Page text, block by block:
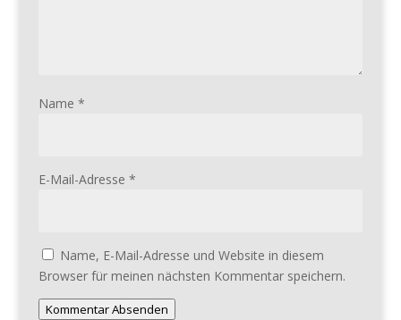
Name *
E-Mail-Adresse *
Name, E-Mail-Adresse und Website in diesem
Browser für meinen nächsten Kommentar speichern.
Kommentar Absenden